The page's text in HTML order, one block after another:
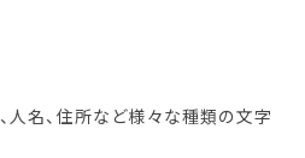
人名、住所など様々な種類の文字